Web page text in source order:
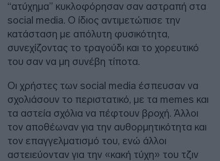
“ατύχημα” κυκλοφόρησαν σαν αστραπή στα
social media. Ο ίδιος αντιμετώπισε την
κατάσταση με απόλυτη φυσικότητα,
συνεχίζοντας το τραγούδι και το χορευτικό
του σαν να μη συνέβη τίποτα.
Οι χρήστες των social media έσπευσαν να
σχολιάσουν το περιστατικό, με τα memes και
τα αστεία σχόλια να πέφτουν βροχή. Άλλοι
τον αποθέωναν για την αυθορμητικότητα και
τον επαγγελματισμό του, ενώ άλλοι
αστειεύονταν για την «κακή τύχη» του τζιν